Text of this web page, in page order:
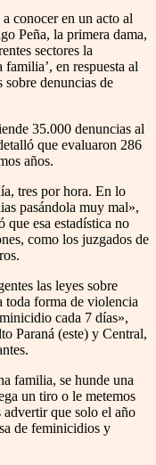
conocer en un acto al
Peña, la primera dama,
sectores la
en respuesta al
denuncias de
35.000 denuncias al
que evaluaron 286
años.
tres por hora. En lo
pasándola muy mal»,
esa estadística no
como los juzgados de
las leyes sobre
toda forma de violencia
cada 7 días»,
Paraná (este) y Central,
familia, se hunde una
un tiro o le metemos
advertir que solo el año
de feminicidios y